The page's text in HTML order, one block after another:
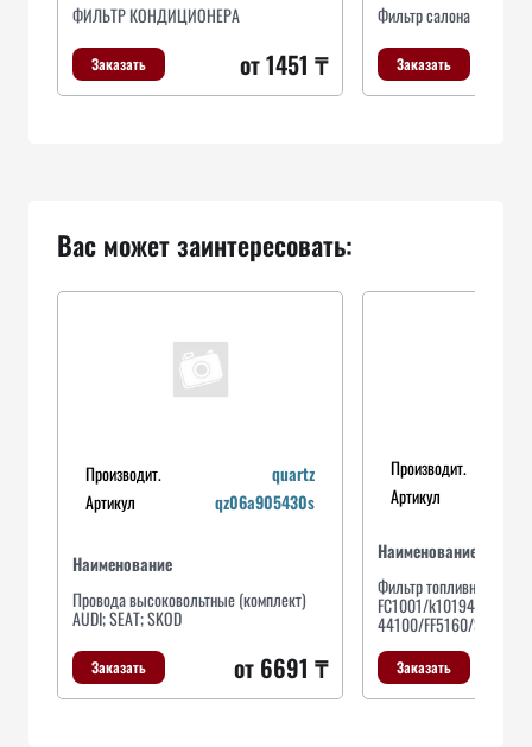
ФИЛЬТР КОНДИЦИОНЕРА
Заказать от 1451 ₸
Фильтр салона
Заказать
Вас может заинтересовать:
Производит.
quartz
Артикул
qz06a905430s
Наименование
Провода высоковольтные (комплект)
AUDI; SEAT; SKOD
Заказать от 6691 ₸
Производит.
Артикул
Наименование
Фильтр топливный
FC1001/k1019408/
44100/FF5160/
Заказать